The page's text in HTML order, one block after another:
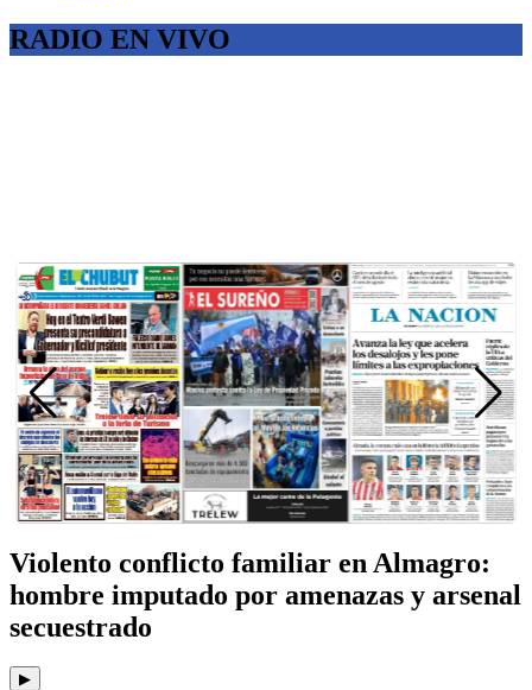
RADIO EN VIVO
Violento conflicto familiar en Almagro:
hombre imputado por amenazas y arsenal
secuestrado
▶